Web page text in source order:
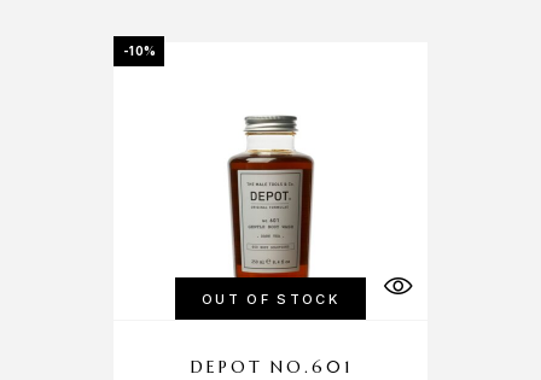
-10%
OUT OF STOCK
DEPOT NO.601